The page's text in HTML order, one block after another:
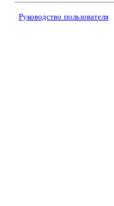
Руководство пользователя